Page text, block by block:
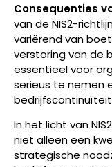
Consequenties
van de NIS2-
variërend van
verstoring van de
essentieel voor
serieus te nemen
In het licht van
niet alleen een
strategische